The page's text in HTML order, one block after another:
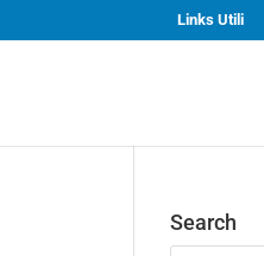
Links Utili
Search